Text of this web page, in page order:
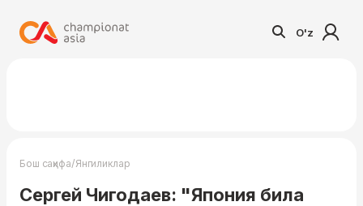
O'z
Бош саҳифа/Янгиликлар
Сергей Чигодаев: "Япония била